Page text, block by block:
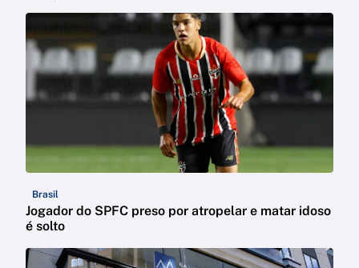
Brasil
Jogador do SPFC preso por atropelar e matar idoso
é solto